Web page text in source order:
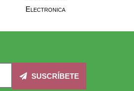
Electronica
SUSCRÍBETE